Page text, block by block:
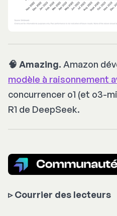
🧠 Amazing. Amazon
modèle à raisonnement
concurrencer o1 (et o3-
R1 de DeepSeek.
▹ Courrier des lecteurs